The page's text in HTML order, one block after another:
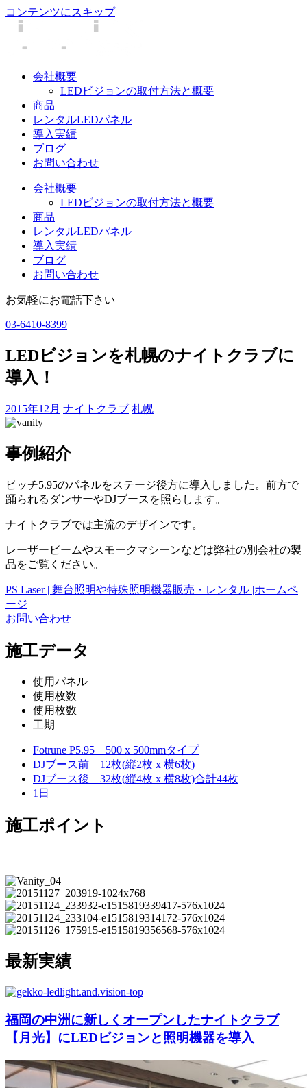
コンテンツにスキップ
会社概要
LEDビジョンの取付方法と概要
商品
レンタルLEDパネル
導入実績
ブログ
お問い合わせ
会社概要
LEDビジョンの取付方法と概要
商品
レンタルLEDパネル
導入実績
ブログ
お問い合わせ
お気軽にお電話下さい
03-6410-8399
LEDビジョンを札幌のナイトクラブに
導入！
2015年12月 ナイトクラブ 札幌
事例紹介
ピッチ5.95のパネルをステージ後方に導入しました。前方で
踊られるダンサーやDJブースを照らします。
ナイトクラブでは主流のデザインです。
レーザービームやスモークマシーンなどは弊社の別会社の製
品をご覧ください。
PS Laser | 舞台照明や特殊照明機器販売・レンタル |ホームペ
ージ
お問い合わせ
施工データ
使用パネル
使用枚数
使用枚数
工期
Fotrune P5.95 500 x 500mmタイプ
DJブース前 12枚(縦2枚 x 横6枚)
DJブース後 32枚(縦4枚 x 横8枚)合計44枚
1日
施工ポイント
最新実績
福岡の中洲に新しくオープンしたナイトクラブ
【月光】にLEDビジョンと照明機器を導入